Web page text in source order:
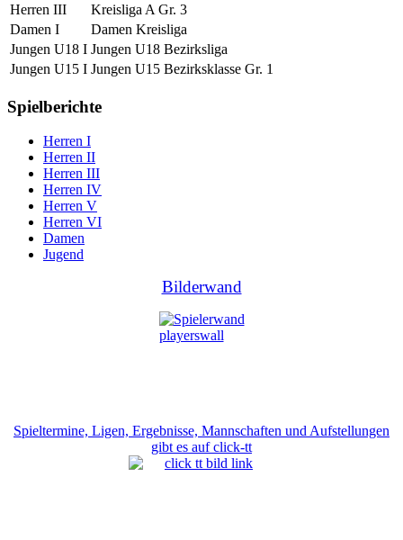
Herren III
Kreisliga A Gr. 3
Damen I
Damen Kreisliga
Jungen U18 I Jungen U18 Bezirksliga
Jungen U15 I Jungen U15 Bezirksklasse Gr. 1
Spielberichte
Herren I
Herren II
Herren III
Herren IV
Herren V
Herren VI
Damen
Jugend
Bilderwand
Spieltermine, Ligen, Ergebnisse, Mannschaften und Aufstellungen
gibt es auf click-tt